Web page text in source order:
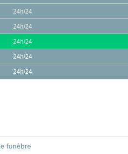
24h/24
24h/24
24h/24
24h/24
24h/24
funèbre